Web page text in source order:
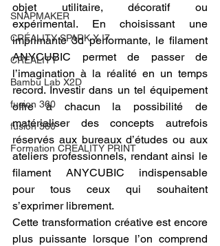
SNAPMAKER
CRÉALITY SPARK X I7
CREALITY
Bambu Lab X2D
fusion 360
fusion 360
Formation CREALITY PRINT
objet utilitaire, décoratif ou
expérimental. En choisissant une
imprimante 3d performante, le filament
ANYCUBIC permet de passer de
l’imagination à la réalité en un temps
record. Investir dans un tel équipement
offre à chacun la possibilité de
matérialiser des concepts autrefois
réservés aux bureaux d’études ou aux
ateliers professionnels, rendant ainsi le
filament ANYCUBIC indispensable
pour tous ceux qui souhaitent
s’exprimer librement.
Cette transformation créative est encore
plus puissante lorsque l’on comprend